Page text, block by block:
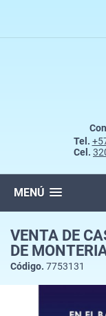
Tel.
Cel.
MENÚ
VENTA DE
DE
Código. 7753131